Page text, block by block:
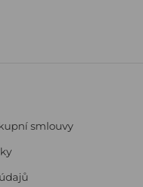
smlouvy